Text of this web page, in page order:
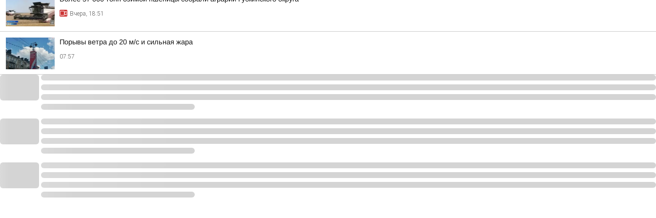
Вчера, 18:51
Порывы ветра до 20 м/с и сильная жара
07:57